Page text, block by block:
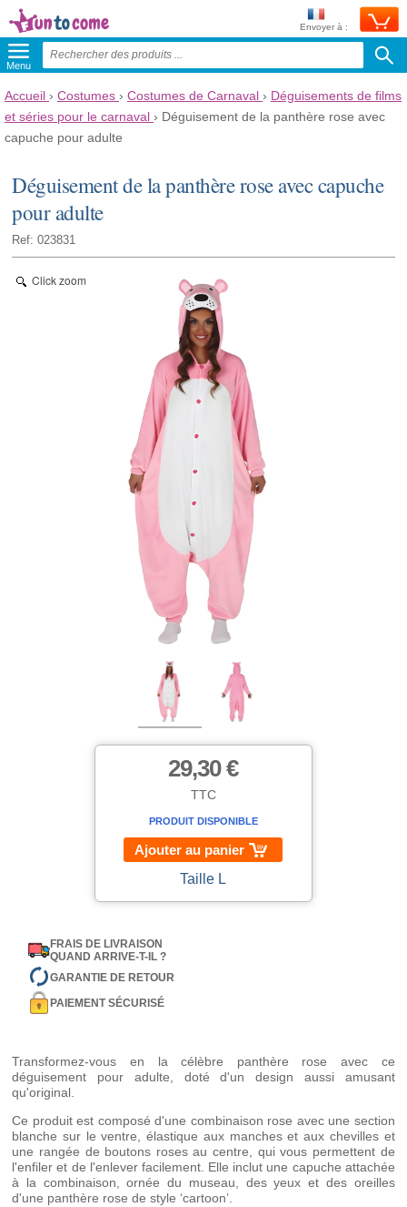
Envoyer à :
Menu
Accueil › Costumes › Costumes de Carnaval › Déguisements de films
et séries pour le carnaval › Déguisement de la panthère rose avec
capuche pour adulte
Déguisement de la panthère rose avec capuche
pour adulte
Ref: 023831
Click zoom
29,30 €
TTC
PRODUIT DISPONIBLE
Ajouter au panier
Taille L
FRAIS DE LIVRAISON
QUAND ARRIVE-T-IL ?
GARANTIE DE RETOUR
PAIEMENT SÉCURISÉ
Transformez-vous en la célèbre panthère rose avec ce
déguisement pour adulte, doté d'un design aussi amusant
qu'original.
Ce produit est composé d'une combinaison rose avec une section
blanche sur le ventre, élastique aux manches et aux chevilles et
une rangée de boutons roses au centre, qui vous permettent de
l'enfiler et de l'enlever facilement. Elle inclut une capuche attachée
à la combinaison, ornée du museau, des yeux et des oreilles
d'une panthère rose de style ‘cartoon’.